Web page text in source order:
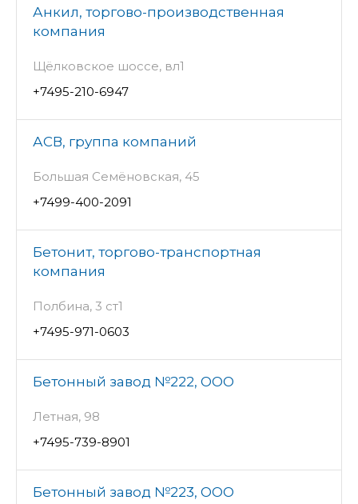
Анкил, торгово-производственная
компания
Щёлковское шоссе, вл1
+7495-210-6947
АСВ, группа компаний
Большая Семёновская, 45
+7499-400-2091
Бетонит, торгово-транспортная
компания
Полбина, 3 ст1
+7495-971-0603
Бетонный завод №222, ООО
Летная, 98
+7495-739-8901
Бетонный завод №223, ООО